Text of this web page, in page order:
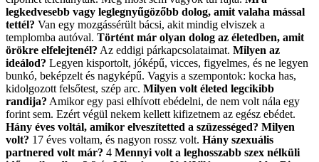
legkedvesebb vagy leglegnyűgözőbb dolog, amit valaha mással
tettél? Van egy mozgássérült bácsi, akit mindig elviszek a
templomba autóval. Történt már olyan dolog az életedben, amit
örökre elfelejtenél? Az eddigi párkapcsolataimat. Milyen az
ideálod? Legyen kisportolt, jóképű, vicces, figyelmes, és ne legyen
bunkó, beképzelt és nagyképű. Vagyis a szempontok: kocka has,
kidolgozott felsőtest, szép arc. Milyen volt életed legcikibb
randija? Amikor egy pasi elhívott ebédelni, de nem volt nála egy
forint sem. Ezért végül nekem kellett kifizetnem az egész ebédet.
Hány éves voltál, amikor elveszítetted a szüzességed? Milyen
volt? 17 éves voltam, és nagyon rossz volt. Hány szexuális
partnered volt már? 4 Mennyi volt a leghosszabb szex nélküli